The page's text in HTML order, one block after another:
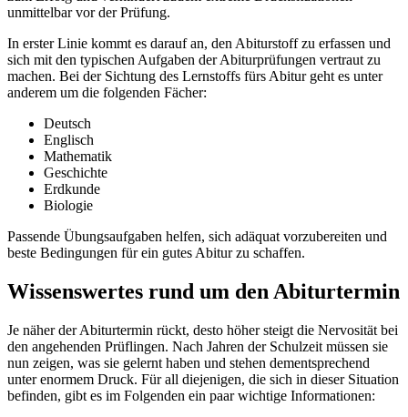
unmittelbar vor der Prüfung.
In erster Linie kommt es darauf an, den Abiturstoff zu erfassen und
sich mit den typischen Aufgaben der Abiturprüfungen vertraut zu
machen. Bei der Sichtung des Lernstoffs fürs Abitur geht es unter
anderem um die folgenden Fächer:
Deutsch
Englisch
Mathematik
Geschichte
Erdkunde
Biologie
Passende Übungsaufgaben helfen, sich adäquat vorzubereiten und
beste Bedingungen für ein gutes Abitur zu schaffen.
Wissenswertes rund um den Abiturtermin
Je näher der Abiturtermin rückt, desto höher steigt die Nervosität bei
den angehenden Prüflingen. Nach Jahren der Schulzeit müssen sie
nun zeigen, was sie gelernt haben und stehen dementsprechend
unter enormem Druck. Für all diejenigen, die sich in dieser Situation
befinden, gibt es im Folgenden ein paar wichtige Informationen: